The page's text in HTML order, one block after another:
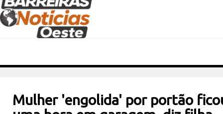
Mulher 'engolida' por portão